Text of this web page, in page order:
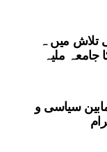
تلاش میں ہ
جامعہ ملیہ
سیاسی و